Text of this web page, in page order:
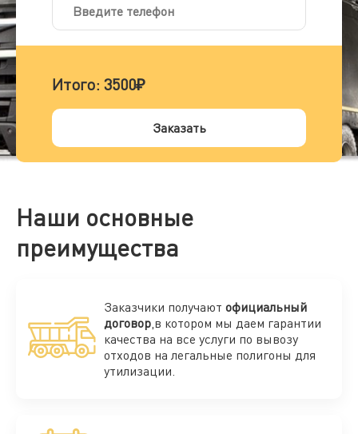
Итого: 3500₽
Заказать
Наши основные
преимущества
Заказчики получают официальный
договор,в котором мы даем гарантии
качества на все услуги по вывозу
отходов на легальные полигоны для
утилизации.